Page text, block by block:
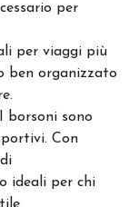
per
per viaggi più
ben organizzato
I borsoni sono
Con
ideali per chi